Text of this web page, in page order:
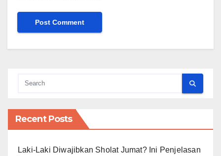
Recent Posts
Laki-Laki Diwajibkan Sholat Jumat? Ini Penjelasan